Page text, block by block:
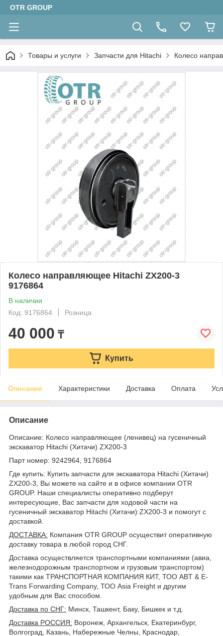
OTR GROUP
Товары и услуги Запчасти для Hitachi Колесо
Колесо направляющее Hitachi ZX200-3
9176864
В наличии
Код: 9176864
Розница
40 000 ₸
Купить
Описание Характеристики Доставка Оплата
Описание
Описание: Колесо направляющее (ленивец) на гусеничный
экскаватор Hitachi (Хитачи) ZX200-3
Парт номер: 9242964, 9176864
Где купить: Купить запчасти для экскаватора Hitachi (Хитачи)
ZX200-3, Вы можете на сайте и в офисе компании OTR
GROUP. Наши специалисты оперативно подберут
интересующие, Вас запчасти для ходовой части на
гусеничный экскаватор Hitachi (Хитачи) ZX200-3 и помогут с
доставкой.
ДОСТАВКА: Компания OTR GROUP осуществит оперативную
доставку товара в любой город СНГ.
Доставка осуществляется транспортными компаниями (авиа,
железнодорожным транспортном и грузовым транспортом)
такими как ТРАНСПОРТНАЯ КОМПАНИЯ КИТ, ТОО ABT & E-
Trans Forwarding Company, ТОО Asia Freight и другим
удобным для Вас способом.
Доставка по СНГ: Минск, Ташкент, Баку, Бишкек и т.д.
Доставка РОССИЯ: Воронеж, Архангельск, Екатеринбург,
Волгоград, Казань, Набережные Челны, Краснодар,